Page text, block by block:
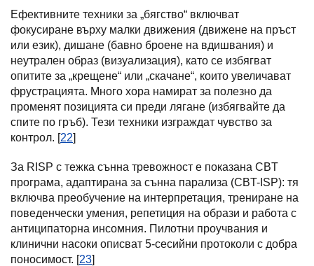
Ефективните техники за „бягство“ включват
фокусиране върху малки движения (движене на пръст
или език), дишане (бавно броене на вдишвания) и
неутрален образ (визуализация), като се избягват
опитите за „крещене“ или „скачане“, които увеличават
фрустрацията. Много хора намират за полезно да
променят позицията си преди лягане (избягвайте да
спите по гръб). Тези техники изграждат чувство за
контрол. [22]
За RISP с тежка сънна тревожност е показана CBT
програма, адаптирана за сънна парализа (CBT-ISP): тя
включва преобучение на интерпретация, трениране на
поведенчески умения, репетиция на образи и работа с
антиципаторна инсомния. Пилотни проучвания и
клинични насоки описват 5-сесийни протоколи с добра
поносимост. [23]